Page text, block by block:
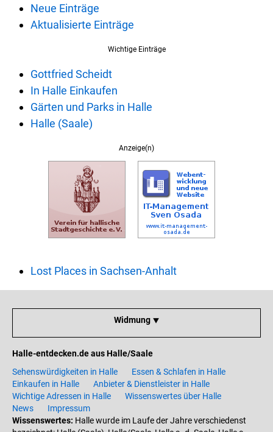
Neue Einträge
Aktualisierte Einträge
Wichtige Einträge
Gottfried Scheidt
In Halle Einkaufen
Gärten und Parks in Halle
Halle (Saale)
Anzeige(n)
Lost Places in Sachsen-Anhalt
Widmung ⯆
Halle-entdecken.de aus Halle/Saale
Sehenswürdigkeiten in Halle
Essen & Schlafen in Halle
Einkaufen in Halle
Anbieter & Dienstleister in Halle
Wichtige Adressen in Halle
Wissenswertes über Halle
News
Impressum
Wissenswertes: Halle wurde im Laufe der Jahre verschiedenst